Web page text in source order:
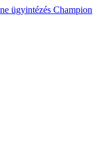
ügyintézés Champion